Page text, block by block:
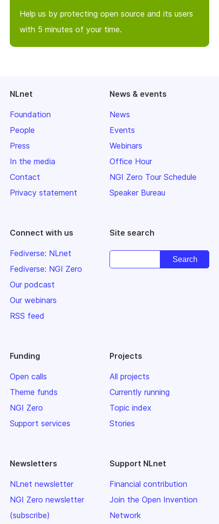
Help us by protecting open source and its users
with 5 minutes of your time.
NLnet
Foundation
People
Press
In the media
Contact
Privacy statement
News & events
News
Events
Webinars
Office Hour
NGI Zero Tour Schedule
Speaker Bureau
Connect with us
Fediverse: NLnet
Fediverse: NGI Zero
Our podcast
Our webinars
RSS feed
Site search
Funding
Open calls
Theme funds
NGI Zero
Support services
Projects
All projects
Currently running
Topic index
Stories
Newsletters
NLnet newsletter
NGI Zero newsletter
(subscribe)
Support NLnet
Financial contribution
Join the Open Invention
Network